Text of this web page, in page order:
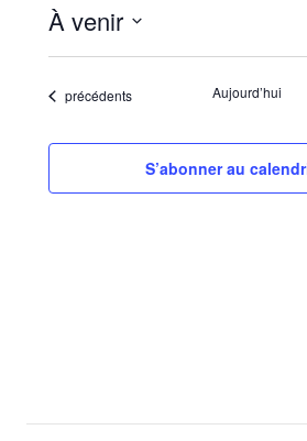
À venir
Sélectionnez
Évènements
précédents Aujourd’hui
S’abonner au